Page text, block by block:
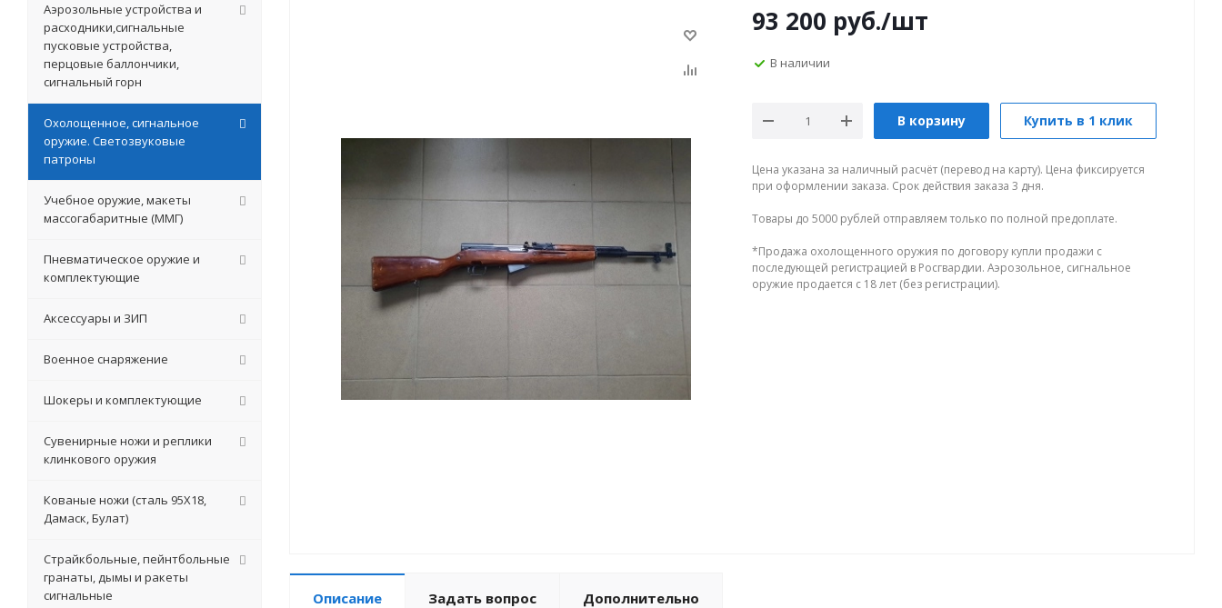
93 200 руб./шт
В наличии
В корзину Купить в 1 клик
Цена указана за наличный расчёт (перевод на карту). Цена фиксируется
при оформлении заказа. Срок действия заказа 3 дня.
Товары до 5000 рублей отправляем только по полной предоплате.
*Продажа охолощенного оружия по договору купли продажи с
последующей регистрацией в Росгвардии. Аэрозольное, сигнальное
оружие продается с 18 лет (без регистрации).
Описание Задать вопрос Дополнительно
Аэрозольные устройства и
расходники,сигнальные
пусковые устройства,
перцовые баллончики,
сигнальный горн
Охолощенное, сигнальное
оружие. Светозвуковые
патроны
Учебное оружие, макеты
массогабаритные (ММГ)
Пневматическое оружие и
комплектующие
Аксессуары и ЗИП
Военное снаряжение
Шокеры и комплектующие
Сувенирные ножи и реплики
клинкового оружия
Кованые ножи (сталь 95Х18,
Дамаск, Булат)
Страйкбольные, пейнтбольные
гранаты, дымы и ракеты
сигнальные